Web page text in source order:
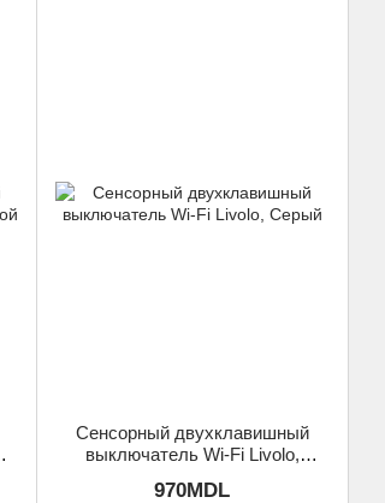
Сенсорный двухклавишный
выключатель Wi-Fi Livolo,
970MDL